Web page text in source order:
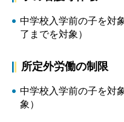
中学校入学前の子を対
了までを対象）
所定外労働の制限
中学校入学前の子を対
象）